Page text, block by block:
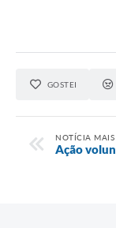
GOSTEI
NOTÍCIA MAIS
Ação